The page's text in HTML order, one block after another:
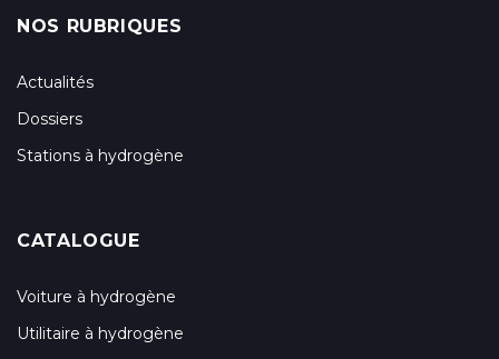
NOS RUBRIQUES
Actualités
Dossiers
Stations à hydrogène
CATALOGUE
Voiture à hydrogène
Utilitaire à hydrogène